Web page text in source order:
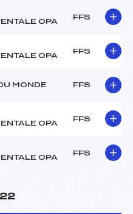
OPA
FFS
OPA
FFS
MONDE FFS
OPA
FFS
OPA
FFS